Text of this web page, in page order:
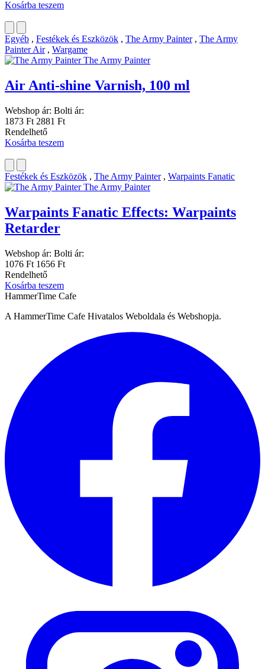
Kosárba teszem
Egyéb , Festékek és Eszközök , The Army Painter, The Army
Painter Air, Wargame
The Army Painter
Air Anti-shine Varnish, 100 ml
Webshop ár: Bolti ár:
1873 Ft 2881 Ft
Rendelhető
Kosárba teszem
Festékek és Eszközök , The Army Painter, Warpaints Fanatic
The Army Painter
Warpaints Fanatic Effects: Warpaints
Retarder
Webshop ár: Bolti ár:
1076 Ft 1656 Ft
Rendelhető
Kosárba teszem
HammerTime Cafe
A HammerTime Cafe Hivatalos Weboldala és Webshopja.